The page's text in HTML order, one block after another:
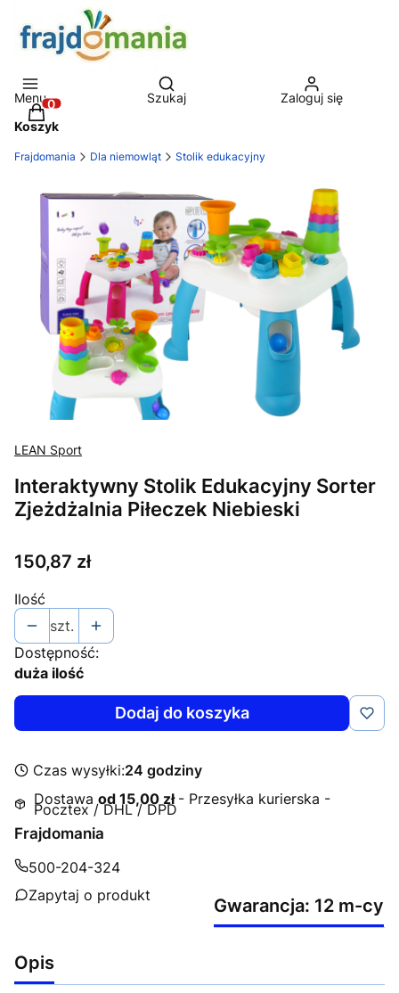
Menu
Otwórz wyszukiwarkę
Szukaj Zaloguj się
Produkty w koszyku: 0. Zobacz szczegóły
Koszyk
Frajdomania Dla niemowląt Stolik edukacyjny
LEAN Sport
Interaktywny Stolik Edukacyjny Sorter
Zjeżdżalnia Piłeczek Niebieski
Cena
150,87 zł
Ilość
szt.
Dostępność:
duża ilość
Dodaj do koszyka
Czas wysyłki:24 godziny
Dostawaod 15,00 zł - Przesyłka kurierska -
Pocztex / DHL / DPD
Frajdomania
500-204-324
Zapytaj o produkt
Gwarancja: 12 m-cy
Opis